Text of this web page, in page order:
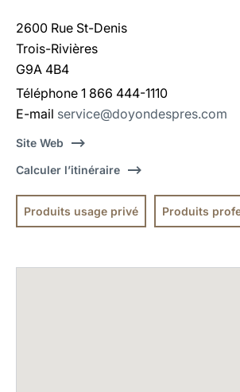
2600 Rue St-Denis
Trois-Rivières
G9A 4B4
Téléphone 1 866 444-1110
E-mail service@doyondespres.com
Site Web
Calculer l’itinéraire
Produits usage privé Produits